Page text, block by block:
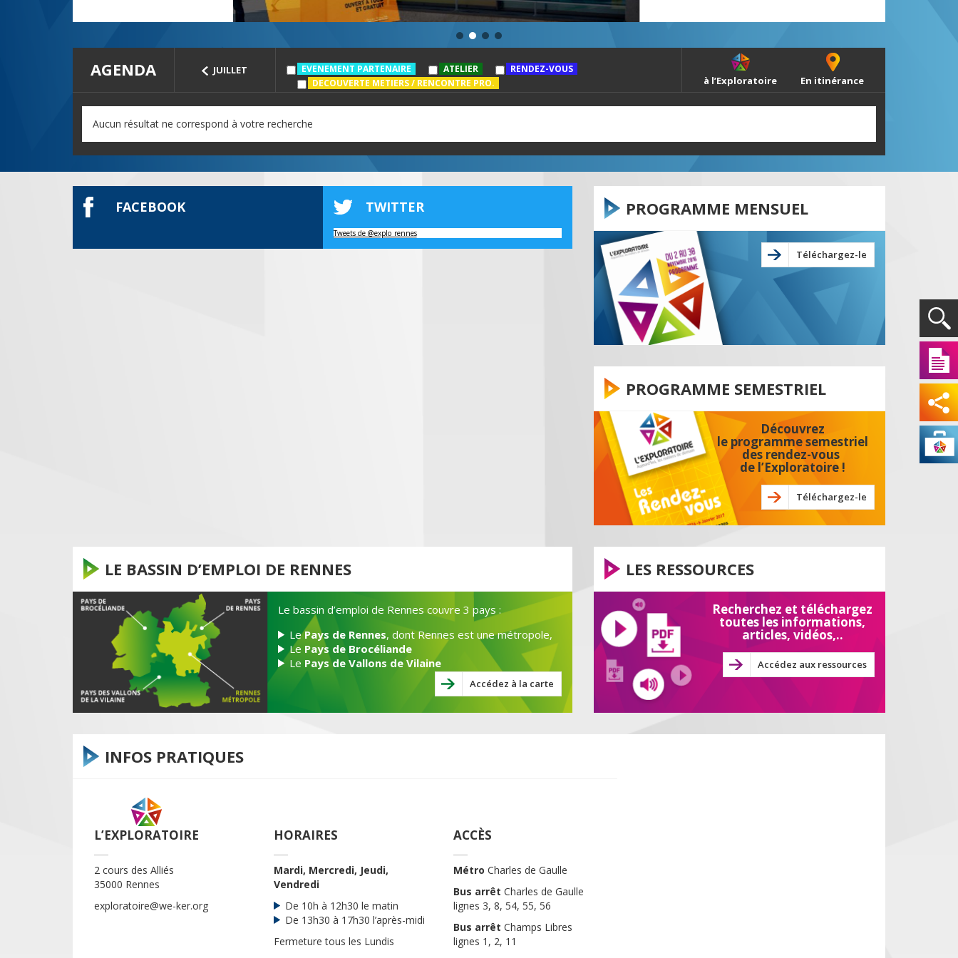
AGENDA JUILLET EVENEMENT PARTENAIRE ATELIER
RENDEZ-VOUS
DECOUVERTE METIERS / RENCONTRE PRO.
à l’Exploratoire En itinérance
Aucun résultat ne correspond à votre recherche
FACEBOOK TWITTER
Tweets de @explo_rennes
PROGRAMME MENSUEL
Téléchargez-le
PROGRAMME SEMESTRIEL
Découvrez
le programme semestriel
des rendez-vous
de l’Exploratoire !
Téléchargez-le
LE BASSIN D’EMPLOI DE RENNES
Le bassin d’emploi de Rennes couvre 3 pays :
LePays de Rennes, dont Rennes est une métropole,
Le Pays de Brocéliande
Le Pays de Vallons de Vilaine
Accédez à la carte
LES RESSOURCES
Recherchez et téléchargez
toutes les informations,
articles, vidéos,..
Accédez aux ressources
INFOS PRATIQUES
L’EXPLORATOIRE
2 cours des Alliés
35000 Rennes
exploratoire@we-ker.org
HORAIRES
Mardi, Mercredi, Jeudi,
Vendredi
De 10h à 12h30 le matin
De 13h30 à 17h30 l’après-midi
Fermeture tous les Lundis
ACCÈS
Métro Charles de Gaulle
Bus arrêt Charles de Gaulle
lignes 3, 8, 54, 55, 56
Bus arrêt Champs Libres
lignes 1, 2, 11